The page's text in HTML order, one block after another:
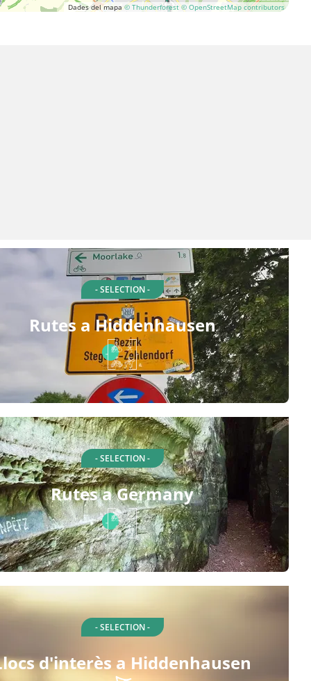
Dades del mapa © Thunderforest © OpenStreetMap contributors
- SELECTION -
Rutes a Hiddenhausen
- SELECTION -
Rutes a Germany
- SELECTION -
d'interès a Hiddenhausen